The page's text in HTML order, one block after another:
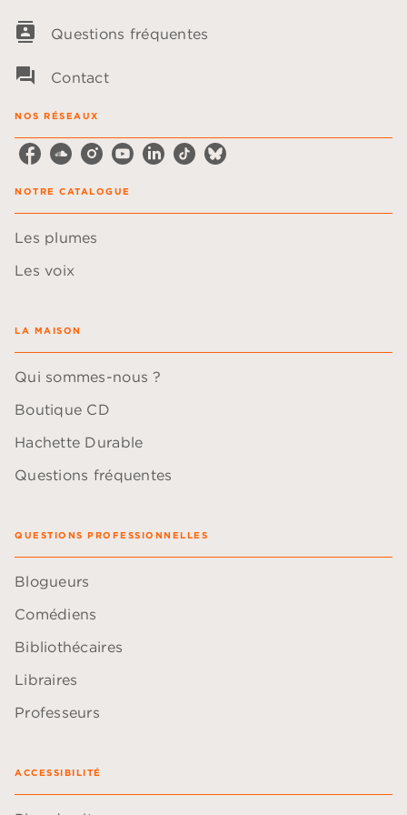
contacts Questions fréquentes
question_answer Contact
NOS RÉSEAUX
NOTRE CATALOGUE
Les plumes
Les voix
LA MAISON
Qui sommes-nous ?
Boutique CD
Hachette Durable
Questions fréquentes
QUESTIONS PROFESSIONNELLES
Blogueurs
Comédiens
Bibliothécaires
Libraires
Professeurs
ACCESSIBILITÉ